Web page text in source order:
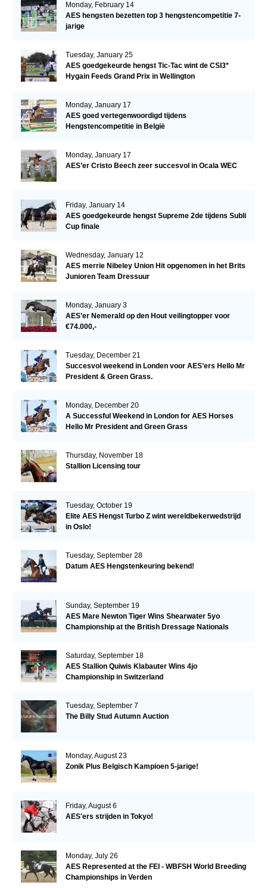
Monday, February 14
AES hengsten bezetten top 3 hengstencompetitie 7-
jarige
Tuesday, January 25
AES goedgekeurde hengst Tic-Tac wint de CSI3*
Hygain Feeds Grand Prix in Wellington
Monday, January 17
AES goed vertegenwoordigd tijdens
Hengstencompetitie in België
Monday, January 17
AES’er Cristo Beech zeer succesvol in Ocala WEC
Friday, January 14
AES goedgekeurde hengst Supreme 2de tijdens Subli
Cup finale
Wednesday, January 12
AES merrie Nibeley Union Hit opgenomen in het Brits
Junioren Team Dressuur
Monday, January 3
AES’er Nemerald op den Hout veilingtopper voor
€74.000,-
Tuesday, December 21
Succesvol weekend in Londen voor AES’ers Hello Mr
President & Green Grass.
Monday, December 20
A Successful Weekend in London for AES Horses
Hello Mr President and Green Grass
Thursday, November 18
Stallion Licensing tour
Tuesday, October 19
Elite AES Hengst Turbo Z wint wereldbekerwedstrijd
in Oslo!
Tuesday, September 28
Datum AES Hengstenkeuring bekend!
Sunday, September 19
AES Mare Newton Tiger Wins Shearwater 5yo
Championship at the British Dressage Nationals
Saturday, September 18
AES Stallion Quiwis Klabauter Wins 4jo
Championship in Switzerland
Tuesday, September 7
The Billy Stud Autumn Auction
Monday, August 23
Zonik Plus Belgisch Kampioen 5-jarige!
Friday, August 6
AES'ers strijden in Tokyo!
Monday, July 26
AES Represented at the FEI - WBFSH World Breeding
Championships in Verden